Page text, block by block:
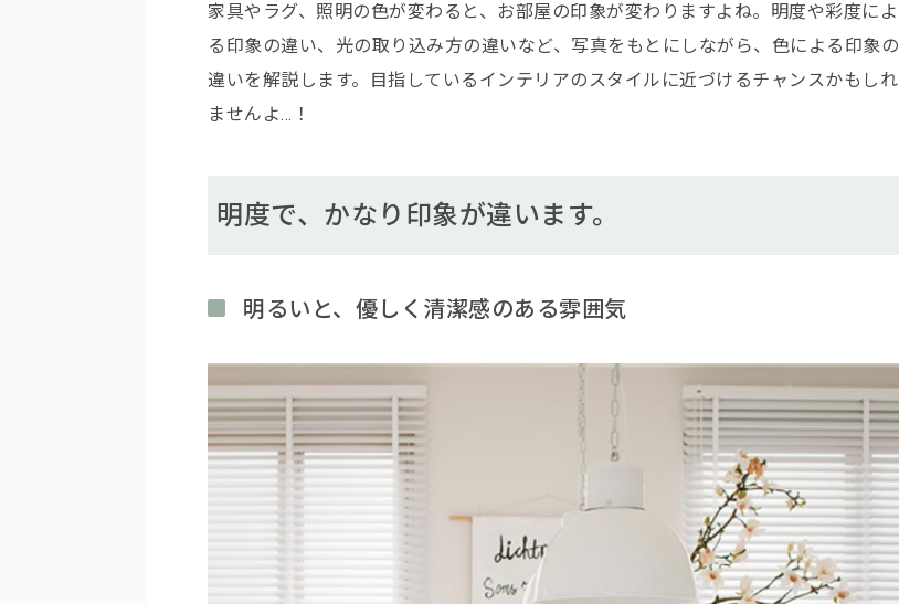
家具やラグ、照明の色が変わると、お部屋の印象が変わりますよね。明度や彩度によ
る印象の違い、光の取り込み方の違いなど、写真をもとにしながら、色による印象の
違いを解説します。目指しているインテリアのスタイルに近づけるチャンスかもしれ
ませんよ…！
明度で、かなり印象が違います。
明るいと、優しく清潔感のある雰囲気